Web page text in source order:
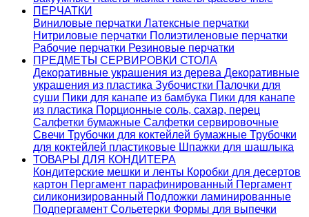
ПЕРЧАТКИ
Виниловые перчатки Латексные перчатки
Нитриловые перчатки Полиэтиленовые перчатки
Рабочие перчатки Резиновые перчатки
ПРЕДМЕТЫ СЕРВИРОВКИ СТОЛА
Декоративные украшения из дерева Декоративные
украшения из пластика Зубочистки Палочки для
суши Пики для канапе из бамбука Пики для канапе
из пластика Порционные соль, сахар, перец
Салфетки бумажные Салфетки сервировочные
Свечи Трубочки для коктейлей бумажные Трубочки
для коктейлей пластиковые Шпажки для шашлыка
ТОВАРЫ ДЛЯ КОНДИТЕРА
Кондитерские мешки и ленты Коробки для десертов
картон Пергамент парафинированный Пергамент
силиконизированный Подложки ламинированные
Подпергамент Сольетерки Формы для выпечки